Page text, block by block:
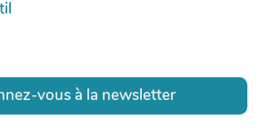
vous à la newsletter